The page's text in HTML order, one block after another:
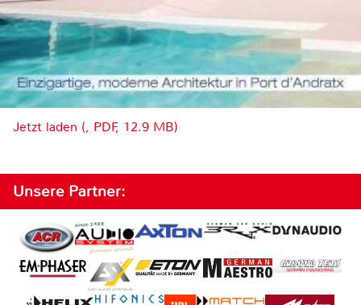
Jetzt laden (, PDF, 12.9 MB)
Unsere Partner: